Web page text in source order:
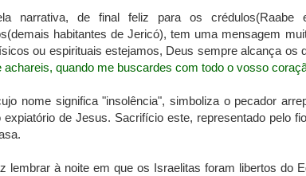
narrativa, de final feliz para os
habitantes de Jericó), tem uma mensagem
ou espirituais estejamos, Deus sempre alcança os
achareis, quando me buscardes com todo o vosso
nome significa "insolência", simboliza o pecador
expiatório de Jesus. Sacrifício este, representado pelo
lembrar à noite em que os Israelitas foram libertos do